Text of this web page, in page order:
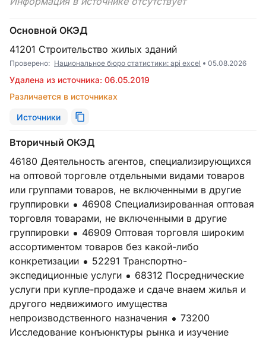
Основной ОКЭД
41201 Строительство жилых зданий
Проверено: Национальное бюро статистики: api excel 05.08.2026
Удалена из источника: 06.05.2019
Различается в источниках
Источники
Вторичный ОКЭД
46180 Деятельность агентов, специализирующихся
на оптовой торговле отдельными видами товаров
или группами товаров, не включенными в другие
группировки
46908 Специализированная оптовая
торговля товарами, не включенными в другие
группировки
46909 Оптовая торговля широким
ассортиментом товаров без какой-либо
конкретизации
52291 Транспортно-
экспедиционные услуги
68312 Посреднические
услуги при купле-продаже и сдаче внаем жилья и
другого недвижимого имущества
непроизводственного назначения
73200
Исследование конъюнктуры рынка и изучение